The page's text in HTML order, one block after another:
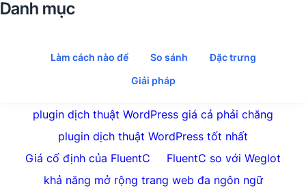
Danh mục
Làm cách nào để So sánh
Đặc trưng
Giải pháp
plugin dịch thuật WordPress giá cả phải chăng
plugin dịch thuật WordPress tốt nhất
Giá cố định của FluentC
FluentC so với Weglot
khả năng mở rộng trang web đa ngôn ngữ